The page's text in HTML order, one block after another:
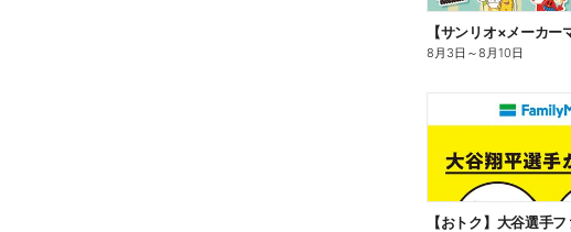
8月3日 ～8月10日